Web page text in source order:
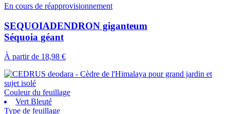
En cours de réapprovisionnement
SEQUOIADENDRON giganteum
Séquoia géant
À partir de 18,98 €
Couleur du feuillage
Vert Bleuté
Type de feuillage